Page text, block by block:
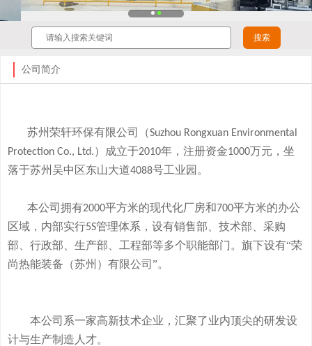
公司简介
苏州荣轩环保有限公司（Suzhou Rongxuan Environmental
Protection Co., Ltd.）成立于2010年，注册资金1000万元，坐
落于苏州吴中区东山大道4088号工业园。
本公司拥有2000平方米的现代化厂房和700平方米的办公
区域，内部实行5S管理体系，设有销售部、技术部、采购
部、行政部、生产部、工程部等多个职能部门。旗下设有“荣
尚热能装备（苏州）有限公司”。
本公司系一家高新技术企业，汇聚了业内顶尖的研发设
计与生产制造人才。